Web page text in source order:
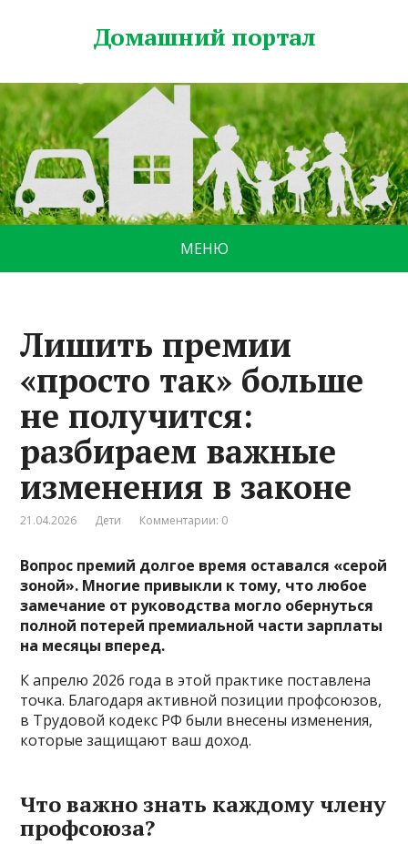
Домашний портал
МЕНЮ
Лишить премии
«просто так» больше
не получится:
разбираем важные
изменения в законе
21.04.2026 Дети Комментарии: 0
Вопрос премий долгое время оставался «серой
зоной». Многие привыкли к тому, что любое
замечание от руководства могло обернуться
полной потерей премиальной части зарплаты
на месяцы вперед.
К апрелю 2026 года в этой практике поставлена
точка. Благодаря активной позиции профсоюзов,
в Трудовой кодекс РФ были внесены изменения,
которые защищают ваш доход.
Что важно знать каждому члену
профсоюза?